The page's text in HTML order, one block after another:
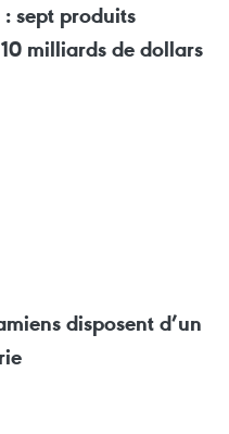
sept produits
milliards de dollars
disposent d’un